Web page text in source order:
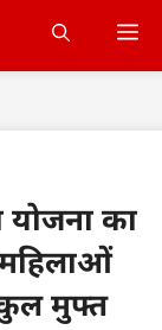
का
मुफ्त